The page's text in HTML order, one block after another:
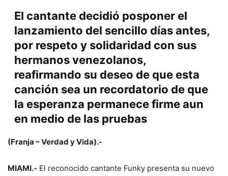
El cantante decidió posponer el
lanzamiento del sencillo días antes,
por respeto y solidaridad con sus
hermanos venezolanos,
reafirmando su deseo de que esta
canción sea un recordatorio de que
la esperanza permanece firme aun
en medio de las pruebas
(Franja – Verdad y Vida).-
MIAMI.- El reconocido cantante Funky presenta su nuevo